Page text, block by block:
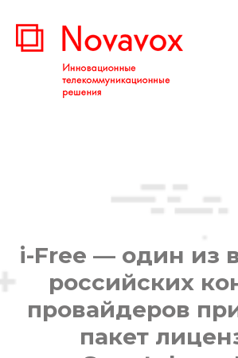
i-Free — один из
российских
провайдеров
пакет